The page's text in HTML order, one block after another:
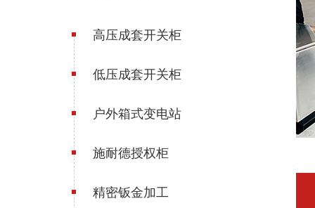
高压成套开关柜
低压成套开关柜
户外箱式变电站
施耐德授权柜
精密钣金加工